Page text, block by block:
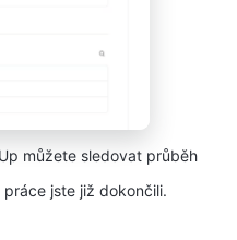
můžete sledovat průběh
jste již dokončili.